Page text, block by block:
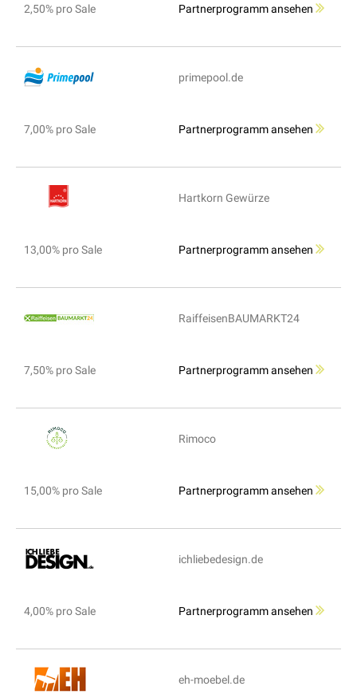
2,50% pro Sale Partnerprogramm ansehen
primepool.de
7,00% pro Sale Partnerprogramm ansehen
Hartkorn Gewürze
13,00% pro Sale Partnerprogramm ansehen
RaiffeisenBAUMARKT24
7,50% pro Sale Partnerprogramm ansehen
Rimoco
15,00% pro Sale Partnerprogramm ansehen
ichliebedesign.de
4,00% pro Sale Partnerprogramm ansehen
eh-moebel.de